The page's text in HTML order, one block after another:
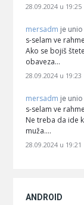
28.09.2024 u 19:25
mersadm je unio
s-selam ve
Ako se bojiš
obaveza…
28.09.2024 u 19:23
mersadm je unio
s-selam ve
Ne treba da ide
muža.…
28.09.2024 u 19:21
ANDROID